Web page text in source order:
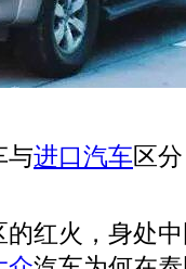
与进口汽车区分
的红火，身处